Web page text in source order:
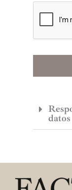
datos